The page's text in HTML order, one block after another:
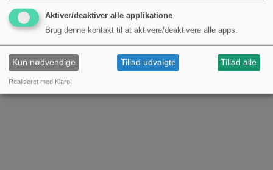
Aktiver/deaktiver alle applikatione
Brug denne kontakt til at aktivere/deaktivere alle apps.
Kun nødvendige Tillad udvalgte Tillad alle
Realiseret med Klaro!